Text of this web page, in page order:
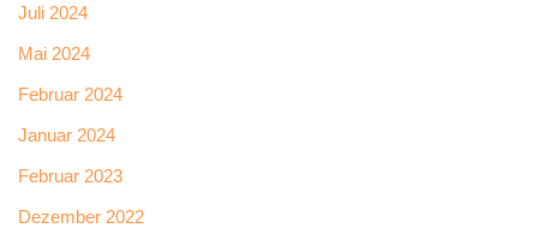
Juli 2024
Mai 2024
Februar 2024
Januar 2024
Februar 2023
Dezember 2022